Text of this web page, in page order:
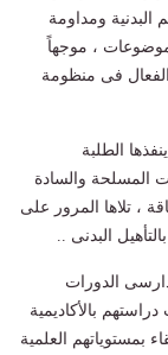
البدنية ومداومة
، موجهاً
الفعال فى منظومة
الطلبة
المسلحة والسادة
، تلاها المرور على
البدنى ..
الدورات
بالأكاديمية
بمستوياتهم العلمية